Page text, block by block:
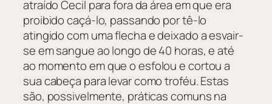
atraído Cecil para fora da área em que era
proibido caçá-lo, passando por tê-lo
atingido com uma flecha e deixado a esvair-
se em sangue ao longo de 40 horas, e até
ao momento em que o esfolou e cortou a
sua cabeça para levar como troféu. Estas
são, possivelmente, práticas comuns na